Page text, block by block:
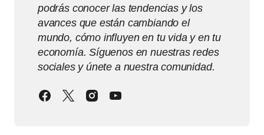
podrás conocer las tendencias y los
avances que están cambiando el
mundo, cómo influyen en tu vida y en tu
economía. Síguenos en nuestras redes
sociales y únete a nuestra comunidad.